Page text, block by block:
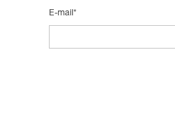
E-mail*